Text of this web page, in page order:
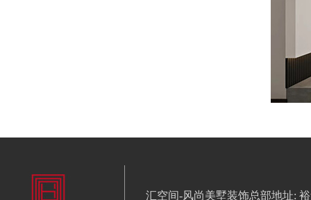
汇空间-风尚美墅装饰总部地址: